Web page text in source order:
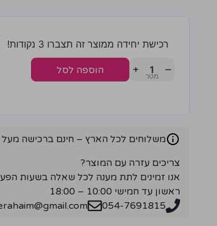
רכישת יחידה ממוצר זה תצברו 3 נקודות!
−
+ הוספה לסל
משלוחים לכל הארץ – חינם ברכישה מעל 350 ש״ח
צריכים עזרה עם המוצר?
אנו זמינים לתת מענה לכל שאלה בשעות
ראשון עד חמישי 10:00 – 18:00
054-7691815